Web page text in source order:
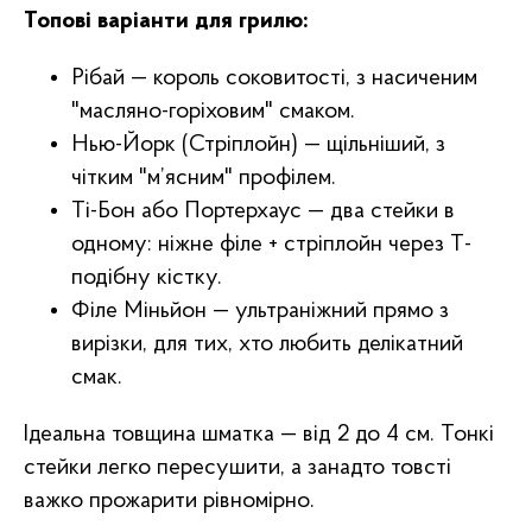
Топові варіанти для грилю:
Рібай — король соковитості, з насиченим
"масляно-горіховим" смаком.
Нью-Йорк (Стріплойн) — щільніший, з
чітким "м’ясним" профілем.
Ті-Бон або Портерхаус — два стейки в
одному: ніжне філе + стріплойн через Т-
подібну кістку.
Філе Міньйон — ультраніжний прямо з
вирізки, для тих, хто любить делікатний
смак.
Ідеальна товщина шматка — від 2 до 4 см. Тонкі
стейки легко пересушити, а занадто товсті
важко прожарити рівномірно.